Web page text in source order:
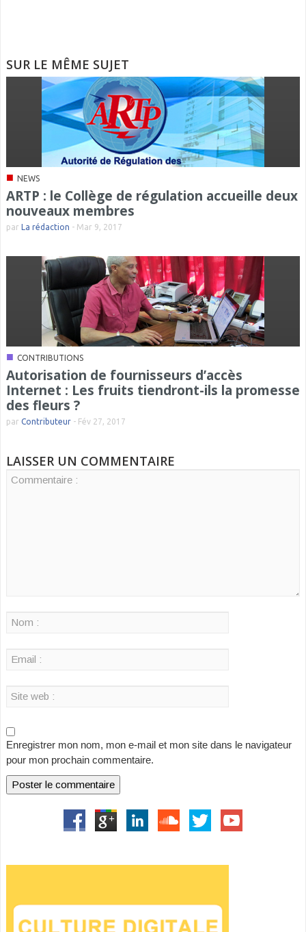
SUR LE MÊME SUJET
■ NEWS
ARTP : le Collège de régulation accueille deux
nouveaux membres
par La rédaction - Mar 9, 2017
■ CONTRIBUTIONS
Autorisation de fournisseurs d’accès
Internet : Les fruits tiendront-ils la promesse
des fleurs ?
par Contributeur - Fév 27, 2017
LAISSER UN COMMENTAIRE
Enregistrer mon nom, mon e-mail et mon site dans le navigateur
pour mon prochain commentaire.